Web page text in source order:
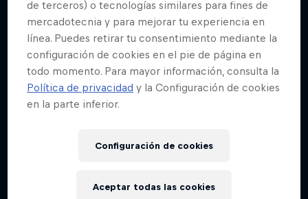
de terceros) o tecnologías similares para fines de
mercadotecnia y para mejorar tu experiencia en
línea. Puedes retirar tu consentimiento mediante la
configuración de cookies en el pie de página en
todo momento. Para mayor información, consulta la
Política de privacidad y la Configuración de cookies
en la parte inferior.
Configuración de cookies
Aceptar todas las cookies